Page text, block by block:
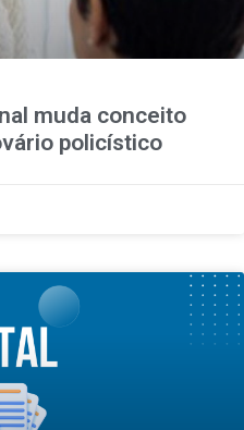
muda conceito
policístico